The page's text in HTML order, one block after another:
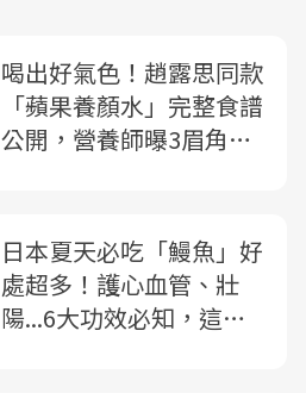
喝出好氣色！趙露思同款
「蘋果養顏水」完整食譜
公開，營養師曝3眉角避
日本夏天必吃「鰻魚」好
處超多！護心血管、壯
陽...6大功效必知，這時